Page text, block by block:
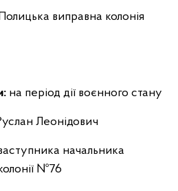
виправна колонія
на період дії воєнного стану
Леонідович
начальника
№76